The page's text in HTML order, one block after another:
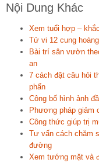
Nội Dung Khác
Xem tuổi hợp –
Tử vi 12 cung
Bài trí sân vườn
an
7 cách đặt câu hỏi
phấn
Công bố hình ảnh
Phương pháp giảm
Công thức giúp trị
Tư vấn cách chăm
đường
Xem tướng mặt và